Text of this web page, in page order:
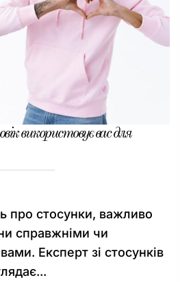
використовує вас для
про стосунки, важливо
справжніми чи
Експерт зі стосунків